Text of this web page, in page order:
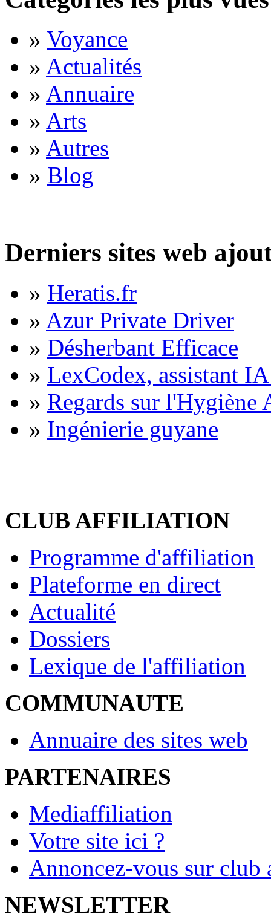
» Voyance
» Actualités
» Annuaire
» Arts
» Autres
» Blog
Derniers sites web
» Heratis.fr
» Azur Private Driver
» Désherbant Efficace
» LexCodex, assistant
» Regards sur l'Hygiène
» Ingénierie guyane
CLUB AFFILIATION
Programme d'affiliation
Plateforme en direct
Actualité
Dossiers
Lexique de l'affiliation
COMMUNAUTE
Annuaire des sites web
PARTENAIRES
Mediaffiliation
Votre site ici ?
Annoncez-vous sur
NEWSLETTER